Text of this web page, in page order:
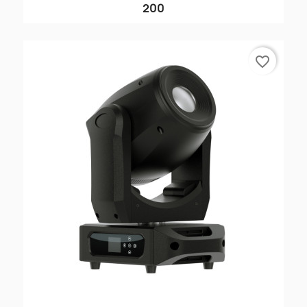
200
favorite_border